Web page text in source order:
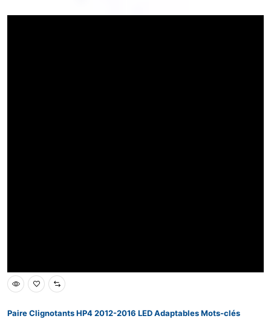
Paire Clignotants HP4 2012-2016 LED Adaptables Mots-clés